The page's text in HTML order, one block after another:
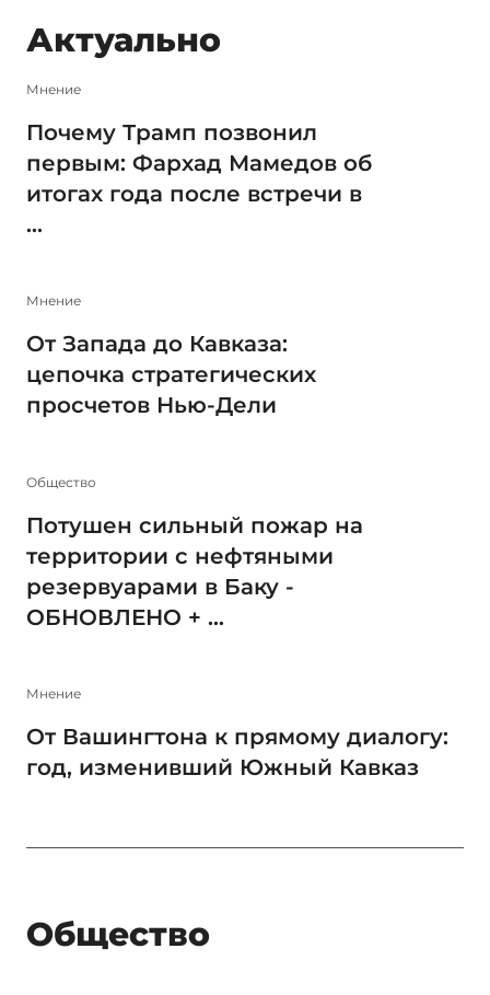
Актуально
Мнение
Почему Трамп позвонил
первым: Фархад Мамедов об
итогах года после встречи в
...
Мнение
От Запада до Кавказа:
цепочка стратегических
просчетов Нью-Дели
Общество
Потушен сильный пожар на
территории с нефтяными
резервуарами в Баку -
ОБНОВЛЕНО + ...
Мнение
От Вашингтона к прямому диалогу:
год, изменивший Южный Кавказ
Общество